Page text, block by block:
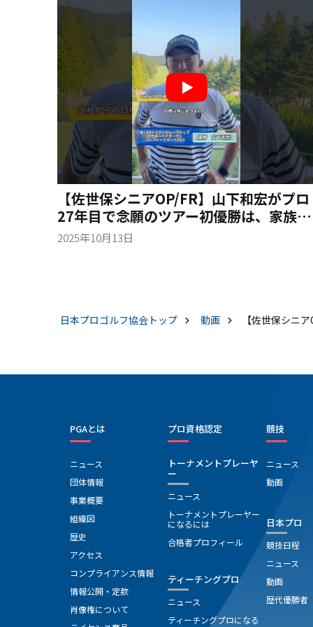
【佐世保シニアOP/FR】山下和宏がプロ
27年目で念願のツアー初優勝は、家族、
師匠そして大切な仲間への一勝
2025年10月13日
日本プロゴルフ協会 トップ 動画 【佐世保シニ
PGAとは
ニュース
団体情報
事業概要
組織図
歴史
アクセス
コンプライアンス情報
情報公開・定款
肖像権について
プロ資格認定
トーナメントプレーヤ
ー
ニュース
トーナメントプレーヤー
になるには
合格者プロフィール
ティーチングプロ
ニュース
ティーチングプロになる
競技
ニュース
動画
日本プロ
競技日程
ニュース
動画
歴代優勝者